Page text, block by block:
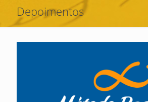
Depoimentos